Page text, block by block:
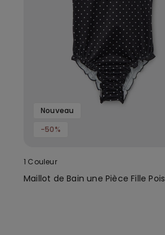
Nouveau
-50%
1 Couleur
Maillot de Bain une Pièce Fille Pois